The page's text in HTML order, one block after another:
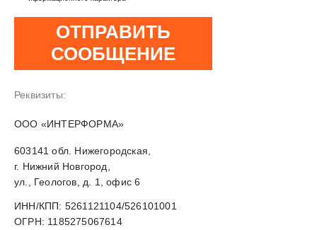
Реквизиты:
OOO «ИНТЕРФОРМА»
603141 обл. Нижегородская,
г. Нижний Новгород,
ул., Геологов, д. 1, офис 6
ИНН/КПП: 5261121104/526101001
ОГРН: 1185275067614
ОТПРАВИТЬ
СООБЩЕНИЕ